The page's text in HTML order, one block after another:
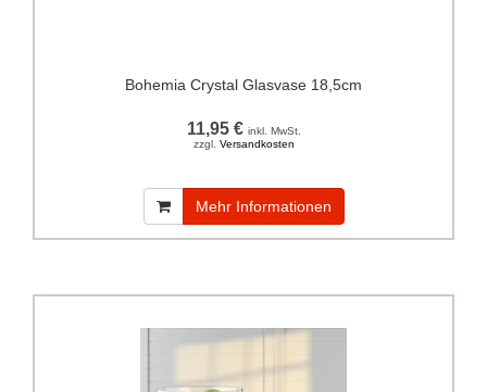
Bohemia Crystal Glasvase 18,5cm
11,95 € inkl. MwSt.
zzgl. Versandkosten
Mehr Informationen